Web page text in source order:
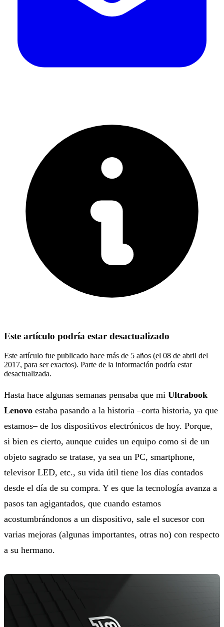
Este artículo podría estar desactualizado
Este artículo fue publicado hace más de 5 años (el 08 de abril del
2017, para ser exactos). Parte de la información podría estar
desactualizada.
Hasta hace algunas semanas pensaba que mi Ultrabook
Lenovo estaba pasando a la historia –corta historia, ya que
estamos– de los dispositivos electrónicos de hoy. Porque,
si bien es cierto, aunque cuides un equipo como si de un
objeto sagrado se tratase, ya sea un PC, smartphone,
televisor LED, etc., su vida útil tiene los días contados
desde el día de su compra. Y es que la tecnología avanza a
pasos tan agigantados, que cuando estamos
acostumbrándonos a un dispositivo, sale el sucesor con
varias mejoras (algunas importantes, otras no) con respecto
a su hermano.